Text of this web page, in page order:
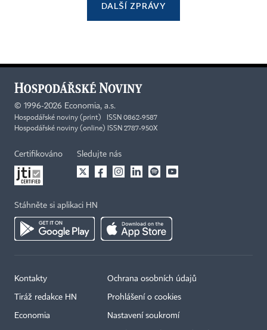
DALŠÍ ZPRÁVY
© 1996-2026 Economia, a.s.
Hospodářské noviny (print) ISSN 0862-9587
Hospodářské noviny (online) ISSN 2787-950X
Certifikováno Sledujte nás
Stáhněte si aplikaci HN
Kontakty
Tiráž redakce HN
Economia
Ochrana osobních údajů
Prohlášení o cookies
Nastavení soukromí